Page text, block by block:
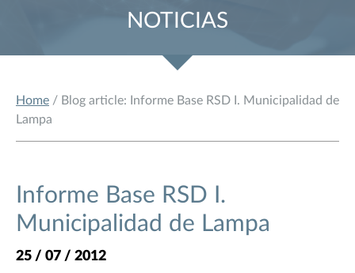
NOTICIAS
Home / Blog article: Informe Base RSD I. Municipalidad de
Lampa
Informe Base RSD I.
Municipalidad de Lampa
25 / 07 / 2012